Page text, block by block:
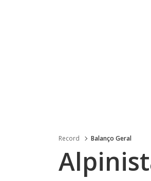
Record Balanço Geral